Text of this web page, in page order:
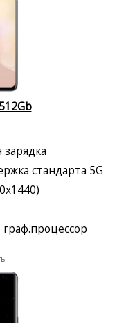
стандарта 5G